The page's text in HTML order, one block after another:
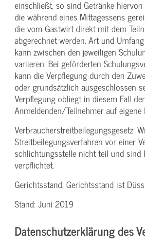
einschließt, so sind Getränke
die während eines Mittagessens
die vom Gastwirt direkt mit dem
abgerechnet werden. Art und
kann zwischen den jeweiligen
variieren. Bei geförderten
kann die Verpflegung durch den
oder grundsätzlich ausgeschlossen
Verpflegung obliegt in diesem Fall
Anmeldenden/­Teilnehmer auf eigene
Verbraucher­streitbeilegungs­gesetz:
Streit­beilegungs­verfahren vor einer
schlichtungs­stelle nicht teil und sind
verpflichtet.
Gerichtsstand: Gerichtsstand ist
Stand: Juni 2019
Datenschutzerklärung des